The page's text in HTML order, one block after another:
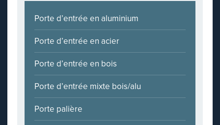
Porte d’entrée en aluminium
Porte d’entrée en acier
Porte d’entrée en bois
Porte d’entrée mixte bois/alu
Porte palière